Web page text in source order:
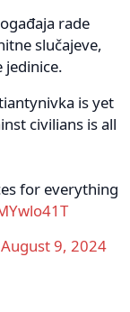
rade
slučajeve,
jedinice.
is yet
civilians is all
for everything
August 9, 2024